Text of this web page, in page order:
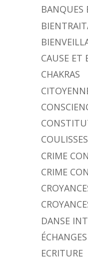
BANQUES
CAUSE ET
CHAKRAS
COULISSES
CRIME
CRIME
DANSE
ÉCHANGES
ECRITURE